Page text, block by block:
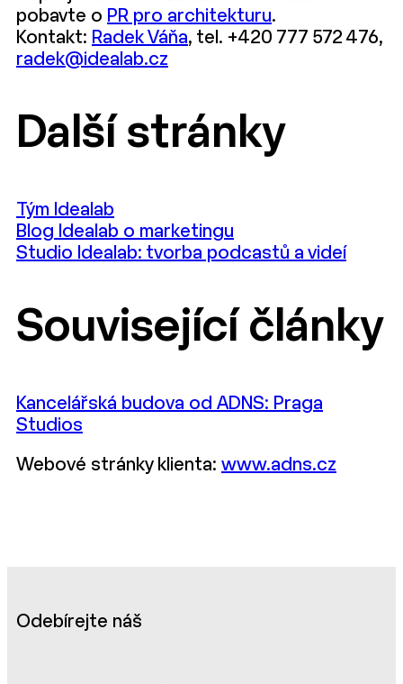
pobavte o PR pro architekturu.
Kontakt: Radek Váňa, tel. +420 777 572 476,
radek@idealab.cz
Další stránky
Tým Idealab
Blog Idealab o marketingu
Studio Idealab: tvorba podcastů a videí
Související články
Kancelářská budova od ADNS: Praga
Studios
Webové stránky klienta: www.adns.cz
Odebírejte náš